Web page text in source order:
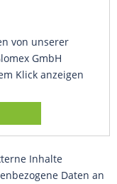
von unserer
GmbH
Klick anzeigen
Inhalte
Daten an